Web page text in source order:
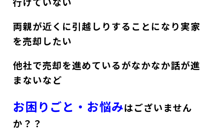
両親が近くに引越しりすることになり実家
を売却したい
他社で売却を進めているがなかなか話が進
まないなど
お困りごと・お悩みはございません
か？？